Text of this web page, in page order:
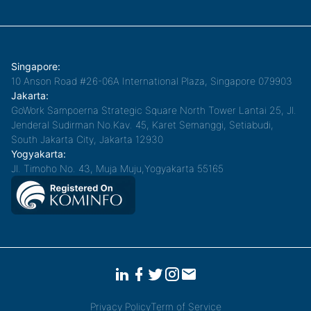
Singapore:
10 Anson Road #26-06A International Plaza, Singapore 079903
Jakarta:
GoWork Sampoerna Strategic Square North Tower Lantai 25, Jl.
Jenderal Sudirman No.Kav. 45, Karet Semanggi, Setiabudi,
South Jakarta City, Jakarta 12930
Yogyakarta:
Jl. Timoho No. 43, Muja Muju,Yogyakarta 55165
Privacy PolicyTerm of Service